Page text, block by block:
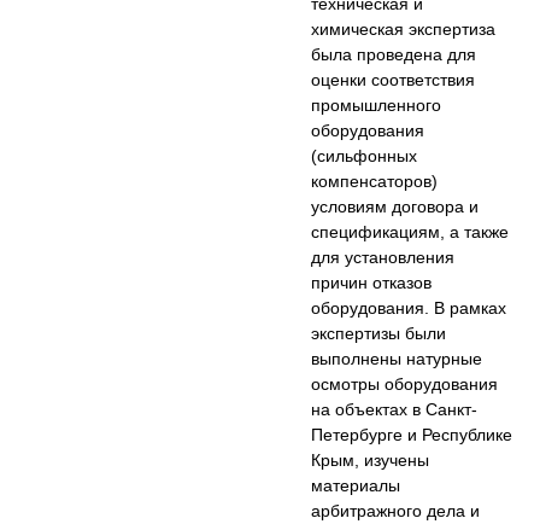
химическая экспертиза
была проведена для
оценки соответствия
промышленного
оборудования
(сильфонных
компенсаторов)
условиям договора и
спецификациям, а также
для установления
причин отказов
оборудования. В рамках
экспертизы были
выполнены натурные
осмотры оборудования
на объектах в Санкт-
Петербурге и Республике
Крым, изучены
материалы
арбитражного дела и